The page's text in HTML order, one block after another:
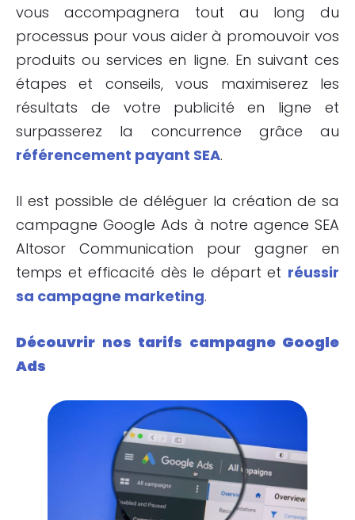
vous accompagnera tout au long du
processus pour vous aider à promouvoir vos
produits ou services en ligne. En suivant ces
étapes et conseils, vous maximiserez les
résultats de votre publicité en ligne et
surpasserez la concurrence grâce au
référencement payant SEA.
Il est possible de déléguer la création de sa
campagne Google Ads à notre agence SEA
Altosor Communication pour gagner en
temps et efficacité dès le départ et réussir
sa campagne marketing.
Découvrir nos tarifs campagne Google
Ads